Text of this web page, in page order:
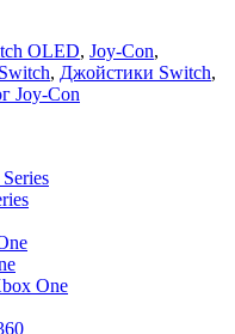
OLED, Joy-Con,
, Джойстики Switch,
Joy-Con
One